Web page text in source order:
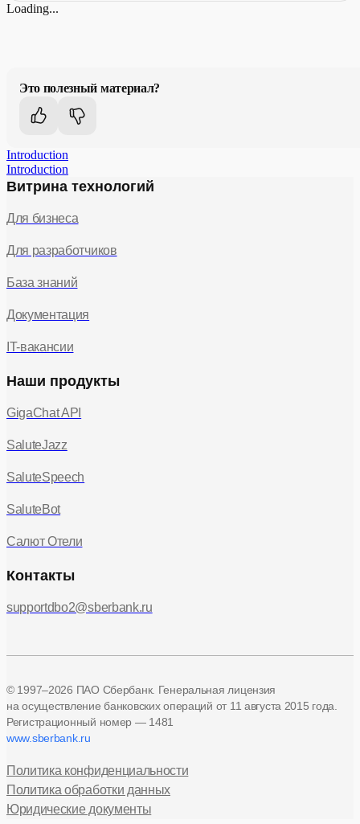
Loading...
Это полезный материал?
Introduction
Introduction
Витрина технологий
Для бизнеса
Для разработчиков
База знаний
Документация
IT-вакансии
Наши продукты
GigaChat API
SaluteJazz
SaluteSpeech
SaluteBot
Салют Отели
Контакты
supportdbo2@sberbank.ru
© 1997–2026 ПАО Сбербанк. Генеральная лицензия
на осуществление банковских операций от 11 августа 2015 года.
Регистрационный номер — 1481
www.sberbank.ru
Политика конфиденциальности
Политика обработки данных
Юридические документы